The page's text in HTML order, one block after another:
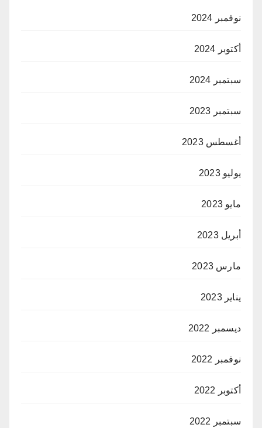
نوفمبر 2024
أكتوبر 2024
سبتمبر 2024
سبتمبر 2023
أغسطس 2023
يوليو 2023
مايو 2023
أبريل 2023
مارس 2023
يناير 2023
ديسمبر 2022
نوفمبر 2022
أكتوبر 2022
سبتمبر 2022